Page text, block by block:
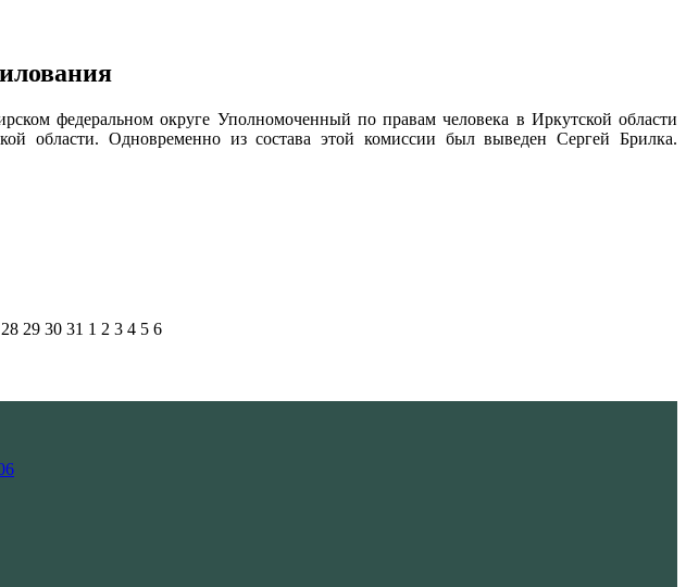
федеральном округе Уполномоченный по правам человека в Иркутской области
области. Одновременно из состава этой комиссии был выведен Сергей Брилка.
28 29 30 31 1 2 3 4 5 6